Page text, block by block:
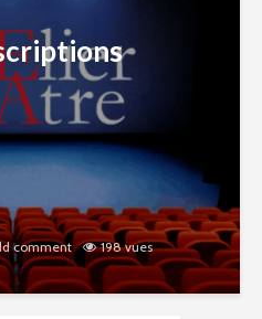
comment 198 vues